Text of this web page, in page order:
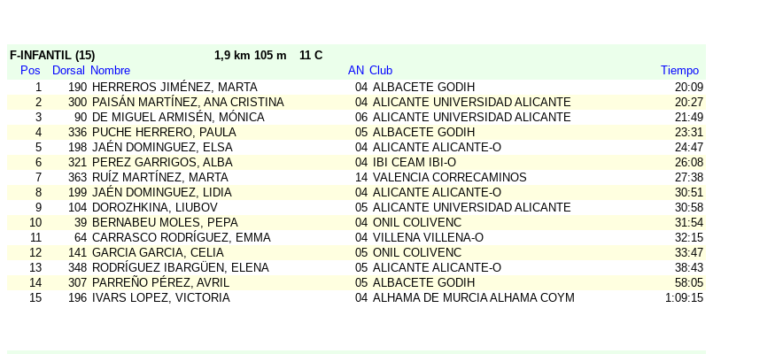
F-INFANTIL (15) 1,9 km 105 m
11 C
Pos
Dorsal Nombre AN Club
Tiempo
1
190 HERREROS JIMÉNEZ, MARTA 04 ALBACETE GODIH
20:09
2
300 PAISÁN MARTÍNEZ, ANA CRISTINA 04 ALICANTE UNIVERSIDAD ALICANTE
20:27
3
90 DE MIGUEL ARMISÉN, MÓNICA 06 ALICANTE UNIVERSIDAD ALICANTE
21:49
4
336 PUCHE HERRERO, PAULA 05 ALBACETE GODIH
23:31
5
198 JAÉN DOMINGUEZ, ELSA 04 ALICANTE ALICANTE-O
24:47
6
321 PEREZ GARRIGOS, ALBA 04 IBI CEAM IBI-O
26:08
7
363 RUÍZ MARTÍNEZ, MARTA 14 VALENCIA CORRECAMINOS
27:38
8
199 JAÉN DOMINGUEZ, LIDIA 04 ALICANTE ALICANTE-O
30:51
9
104 DOROZHKINA, LIUBOV 05 ALICANTE UNIVERSIDAD ALICANTE
30:58
10
39 BERNABEU MOLES, PEPA 04 ONIL COLIVENC
31:54
11
64 CARRASCO RODRÍGUEZ, EMMA 04 VILLENA VILLENA-O
32:15
12
141 GARCIA GARCIA, CELIA 05 ONIL COLIVENC
33:47
13
348 RODRÍGUEZ IBARGÜEN, ELENA 05 ALICANTE ALICANTE-O
38:43
14
307 PARREÑO PÉREZ, AVRIL 05 ALBACETE GODIH
58:05
15
196 IVARS LOPEZ, VICTORIA 04 ALHAMA DE MURCIA ALHAMA COYM 1:09:15